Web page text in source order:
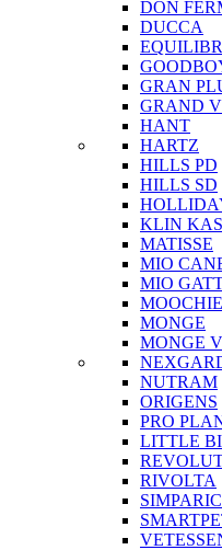
DON
DUCCA
GRAN
GRAND
HANT
HARTZ
HILLS PD
HILLS SD
KLIN
MATISSE
MIO
MIO
MOOCHIE
MONGE
MONGE
NUTRAM
ORIGENS
PRO
LITTLE
RIVOLTA